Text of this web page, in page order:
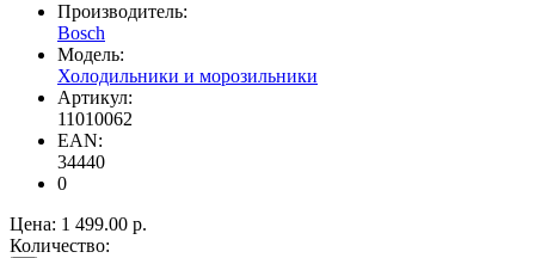
Производитель:
Bosch
Модель:
Холодильники и морозильники
Артикул:
11010062
EAN:
34440
0
Цена: 1 499.00 р.
Количество: